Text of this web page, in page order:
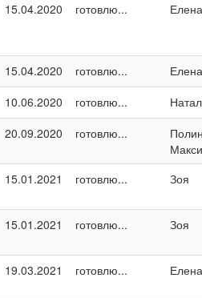
15.04.2020 готовлю...
15.04.2020 готовлю...
10.06.2020 готовлю...
20.09.2020 готовлю...
15.01.2021 готовлю... Зоя
15.01.2021 готовлю... Зоя
19.03.2021 готовлю...